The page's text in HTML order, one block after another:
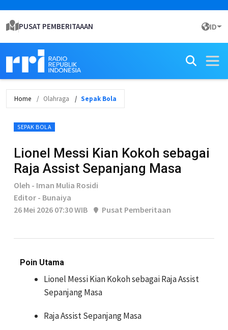
PUSAT PEMBERITAAAN ID
Home Olahraga Sepak Bola
SEPAK BOLA
Lionel Messi Kian Kokoh sebagai
Raja Assist Sepanjang Masa
Oleh - Iman Mulia Rosidi
Editor - Bunaiya
26 Mei 2026 07:30 WIB
Pusat Pemberitaan
Poin Utama
Lionel Messi Kian Kokoh sebagai Raja Assist
Sepanjang Masa
Raja Assist Sepanjang Masa